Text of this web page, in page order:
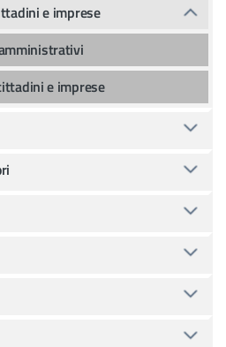
e imprese
e imprese